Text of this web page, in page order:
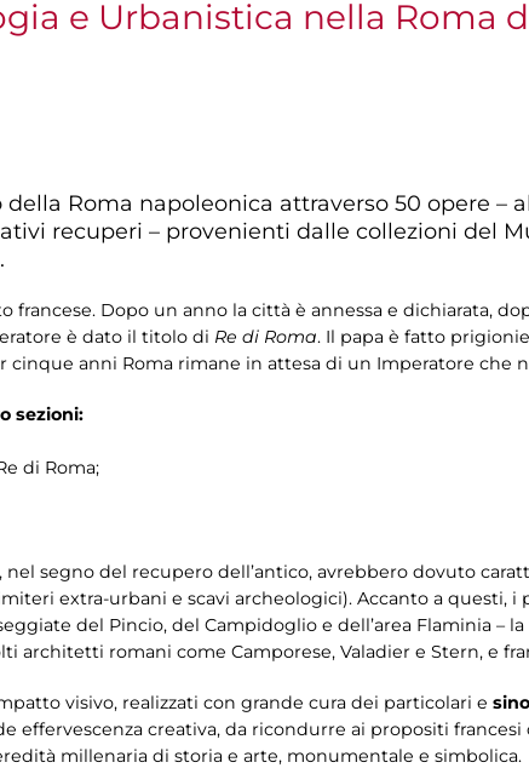
e Urbanistica nella Roma
Roma napoleonica attraverso 50 opere –
recuperi – provenienti dalle collezioni del
francese. Dopo un anno la città è annessa e dichiarata,
è dato il titolo di Re di Roma. Il papa è fatto
cinque anni Roma rimane in attesa di un Imperatore che
sezioni:
di Roma;
nel segno del recupero dell’antico, avrebbero dovuto
extra-urbani e scavi archeologici). Accanto a questi,
del Pincio, del Campidoglio e dell’area Flaminia – la
architetti romani come Camporese, Valadier e Stern, e
visivo, realizzati con grande cura dei particolari e
effervescenza creativa, da ricondurre ai propositi francesi
millenaria di storia e arte, monumentale e simbolica.